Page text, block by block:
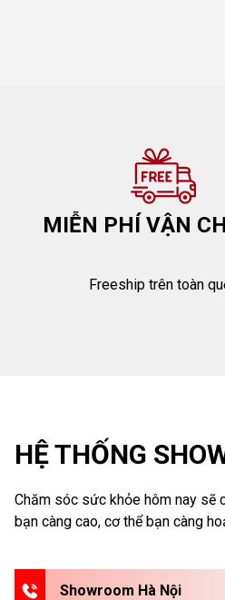
MIỄN PHÍ VẬN
Freeship trên toàn
HỆ THỐNG
Chăm sóc sức khỏe hôm nay sẽ
bạn càng cao, cơ thể bạn càng
Showroom Hà Nội